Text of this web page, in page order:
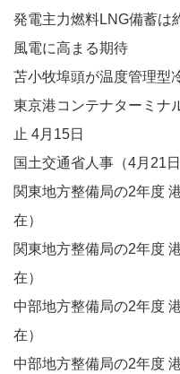
発電主力燃料LNG備蓄は
風電に高まる期待
苫小牧埠頭が温度管理型
東京港コンテナターミナ
止 4月15日
国土交通省人事（4月21日
関東地方整備局の2年度
在）
関東地方整備局の2年度
在）
中部地方整備局の2年度
在）
中部地方整備局の2年度